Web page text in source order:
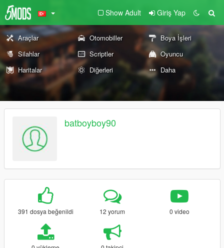
Show Adult Giriş Yap
Araçlar Otomobiller
Boya İşleri
Silahlar
Scriptler
Oyuncu
Haritalar
Diğerleri Daha
batboyboy90
391 dosya beğenildi 12 yorum 0 video